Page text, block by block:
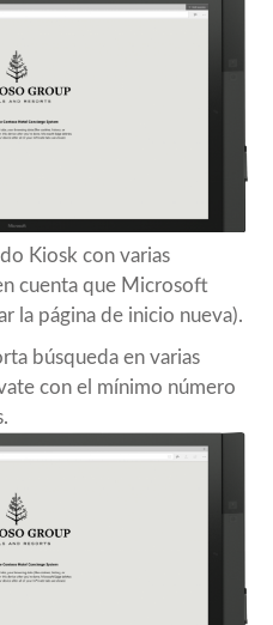
Kiosk con varias
cuenta que Microsoft
la página de inicio nueva).
búsqueda en varias
con el mínimo número